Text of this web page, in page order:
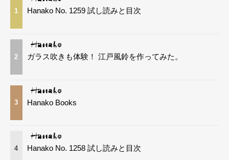
1 Hanako No. 1259 試し読みと目次
2 ガラス吹きも体験！ 江戸風鈴を作ってみた。
3 Hanako Books
4 Hanako No. 1258 試し読みと目次